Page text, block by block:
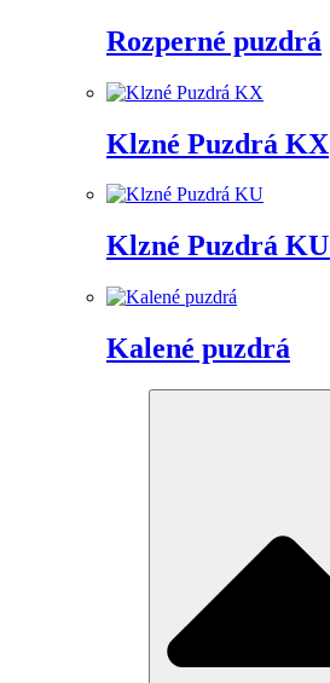
Rozperné puzdrá
Klzné Puzdrá KX
Klzné Puzdrá KU
Kalené puzdrá